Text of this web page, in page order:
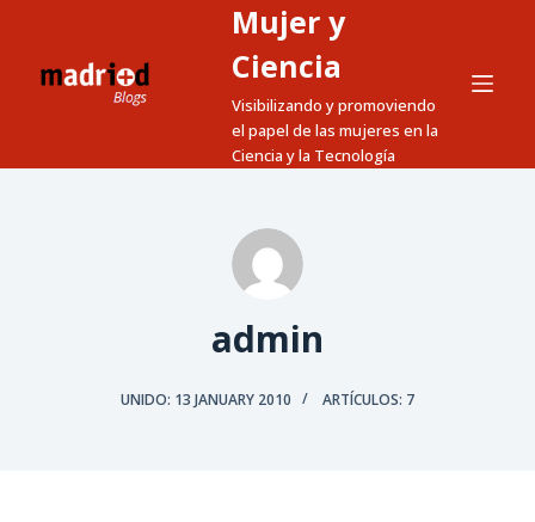
Mujer y
Ciencia
Visibilizando y promoviendo
el papel de las mujeres en la
Ciencia y la Tecnología
admin
UNIDO: 13 JANUARY 2010 ARTÍCULOS: 7